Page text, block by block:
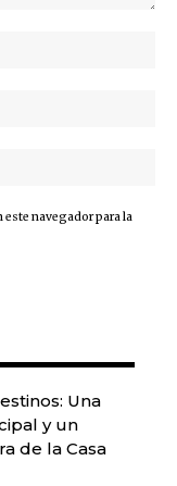
este navegador para la
Una
y un
de la Casa